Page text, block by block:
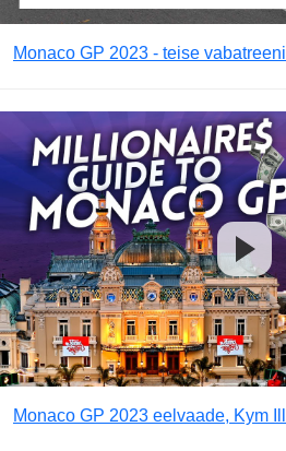
Monaco GP 2023 - teise
Monaco GP 2023 eelvaade, Kym